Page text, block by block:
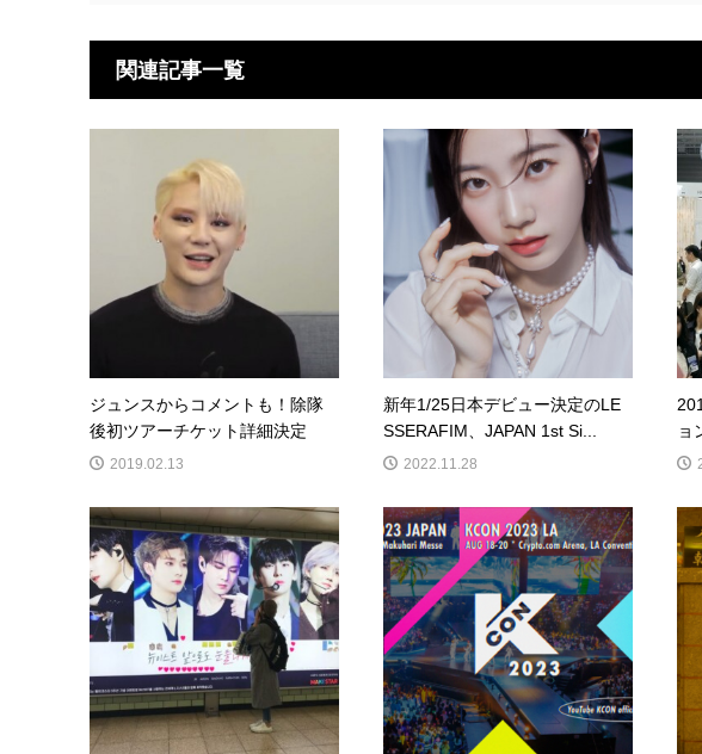
関連記事一覧
ジュンスからコメントも！除隊
後初ツアーチケット詳細決定
2019.02.13
新年1/25日本デビュー決定のLE
SSERAFIM、JAPAN 1st Si...
2022.11.28
ョ